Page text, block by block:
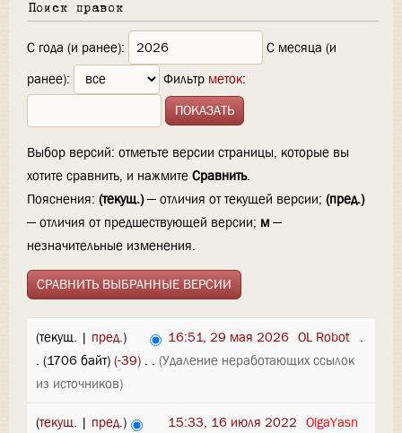
Поиск правок
С года (и ранее):
С месяца (и
ранее):
Фильтр меток:
Выбор версий: отметьте версии страницы, которые вы
хотите сравнить, и нажмите Сравнить.
Пояснения: (текущ.)— отличия от текущей версии; (пред.)
— отличия от предшествующей версии; м —
незначительные изменения.
(текущ. | пред.) 16:51, 29 мая 2026 OL Robot .
. (1706 байт) (-39) . . (Удаление неработающих ссылок
из источников)
(текущ. | пред.) 15:33, 16 июля 2022 OlgaYasn